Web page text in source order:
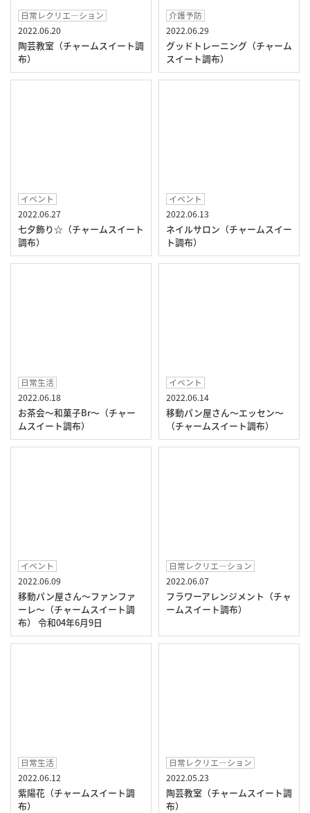
日常レクリエ―ション
2022.06.20
陶芸教室（チャームスイート調
布）
介護予防
2022.06.29
グッドトレーニング（チャーム
スイート調布）
イベント
2022.06.27
七夕飾り☆（チャームスイート
調布）
イベント
2022.06.13
ネイルサロン（チャームスイー
ト調布）
日常生活
2022.06.18
お茶会～和菓子Br～（チャー
ムスイート調布）
イベント
2022.06.14
移動パン屋さん～エッセン～
（チャームスイート調布）
イベント
2022.06.09
移動パン屋さん～ファンファ
ーレ～（チャームスイート調
布） 令和04年6月9日
日常レクリエ―ション
2022.06.07
フラワーアレンジメント（チャ
ームスイート調布）
日常生活
2022.06.12
紫陽花（チャームスイート調
布）
日常レクリエ―ション
2022.05.23
陶芸教室（チャームスイート調
布）